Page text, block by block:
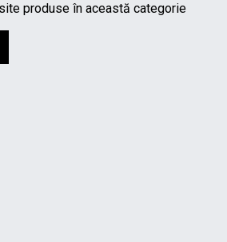
produse în această categorie